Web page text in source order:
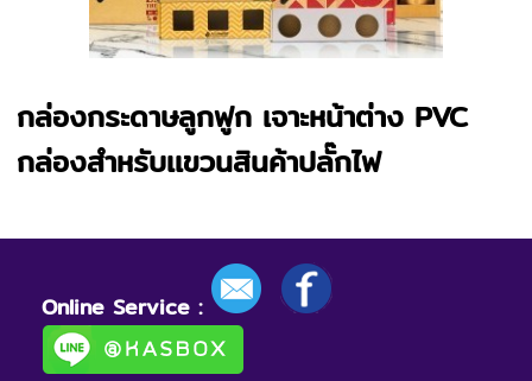
กล่องกระดาษลูกฟูก เจาะหน้าต่าง PVC
กล่องสำหรับเเขวนสินค้าปลั๊กไฟ
Online Service :